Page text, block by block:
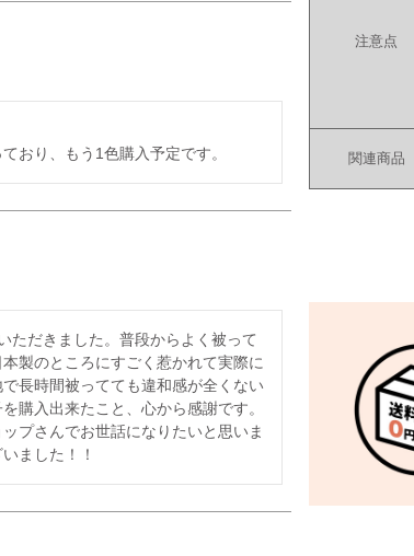
おり、もう1色購入予定です。
ただきました。普段からよく被って
製のところにすごく惹かれて実際に
長時間被ってても違和感が全くない
購入出来たこと、心から感謝です。
プさんでお世話になりたいと思いま
ました！！
注意点
関連商品